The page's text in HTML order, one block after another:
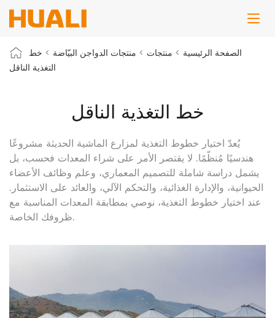
الصفحة الرئيسية > منتجات > منتجات الدواجن البيّاضة > خط
التغذية الناقل
خط التغذية الناقل
يُعدّ اختيار خطوط التغذية لمزارع الماشية الحديثة مشروعًا
هندسيًا مُنظّمًا. لا يقتصر الأمر على شراء المعدات فحسب، بل
يشمل دراسة شاملة للتصميم المعماري، وعلم وظائف الأعضاء
الحيوانية، والإدارة الغذائية، والتحكم الآلي، والعائد على الاستثمار.
عند اختيار خطوط التغذية، نوصي بمطابقة المعدات المناسبة مع
ظروفك الخاصة.